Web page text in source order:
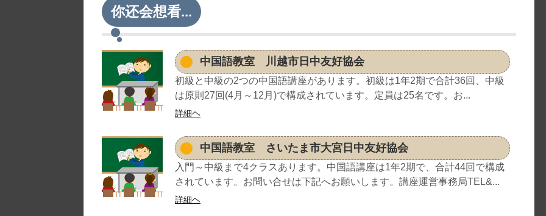
你还会想看...
中国語教室 川越市日中友好協会
初級と中級の2つの中国語講座があります。初級は1年2期で合計36回、中級
は原則27回(4月～12月)で構成されています。定員は25名です。お...
詳細ヘ
中国語教室 さいたま市大宮日中友好協会
入門～中級まで4クラスあります。中国語講座は1年2期で、合計44回で構成
されています。お問い合せは下記へお願いします。講座運営事務局TEL&...
詳細ヘ